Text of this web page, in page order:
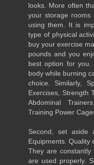
looks. More often
your storage
using them. It is
type of physical
buy your exercise
pounds and you
best option for
body while burning
choice. Similarly,
Exercises, Strength
Abdominal
Training Power
Second, set aside
Equipments. Quality
They are
are used properly.